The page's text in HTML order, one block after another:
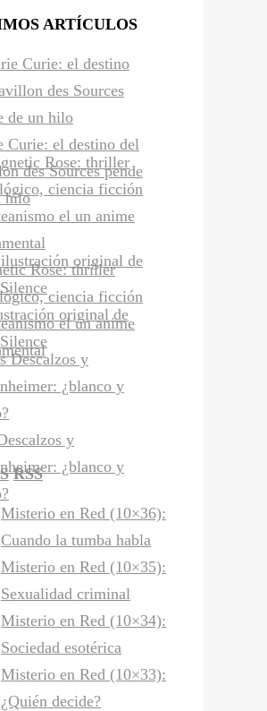
ARTÍCULOS
Curie: el destino del
des Sources pende
hilo
Rose: thriller
ciencia ficción
el un anime
original de
y
¿blanco y
RSS
Misterio en Red (10×36):
Cuando la tumba habla
Misterio en Red (10×35):
Sexualidad criminal
Misterio en Red (10×34):
Sociedad esotérica
Misterio en Red (10×33):
¿Quién decide?